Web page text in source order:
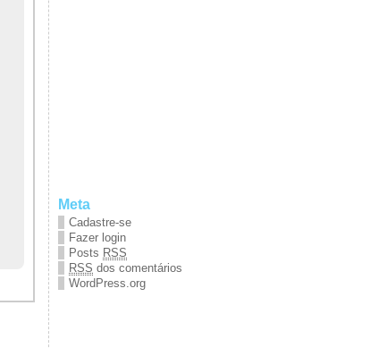
Meta
Cadastre-se
Fazer login
Posts RSS
RSS dos comentários
WordPress.org